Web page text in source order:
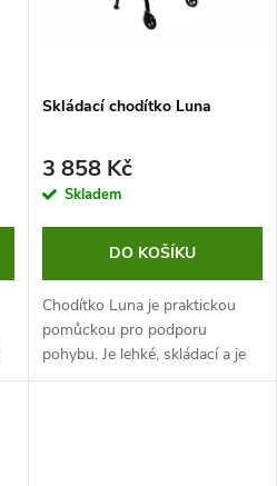
Skládací chodítko Luna
3 858 Kč
Skladem
DO KOŠÍKU
Chodítko Luna je praktickou
pomůckou pro podporu
pohybu. Je lehké, skládací a je
vybaveno sedátkem.